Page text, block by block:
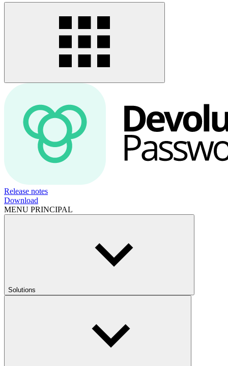
Release notes
Download
MENU PRINCIPAL
Solutions